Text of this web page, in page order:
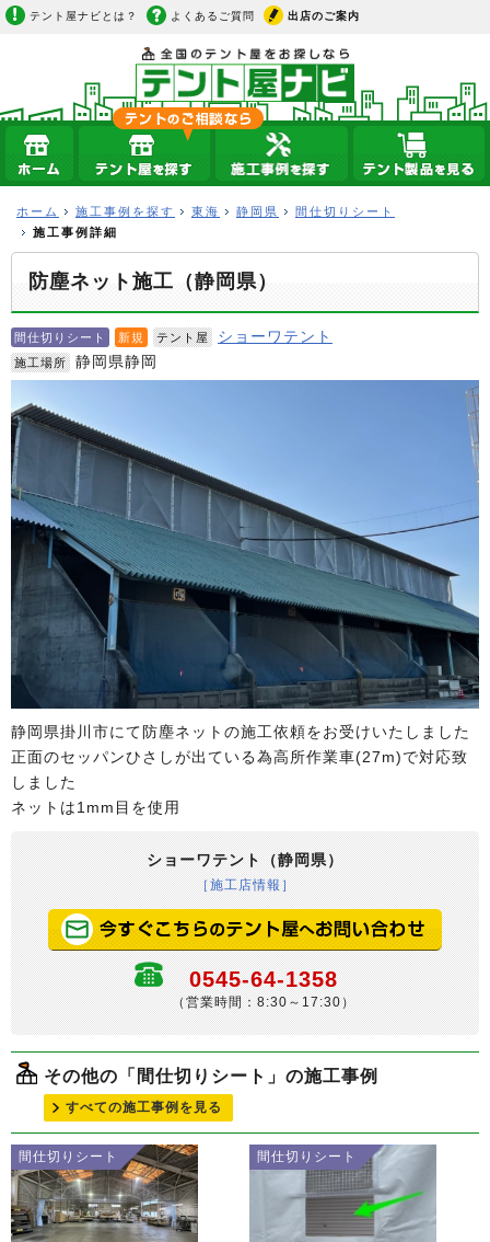
テント屋ナビとは？ よくあるご質問 出店のご案内
ホーム 施工事例を探す 東海 静岡県
間仕切りシート
施工事例詳細
防塵ネット施工（静岡県）
間仕切りシート 新規 テント屋 ショーワテント
施工場所 静岡県静岡
静岡県掛川市にて防塵ネットの施工依頼をお受けいたしました
正面のセッパンひさしが出ている為高所作業車(27m)で対応致
しました
ネットは1mm目を使用
ショーワテント（静岡県）
［施工店情報］
0545-64-1358
（営業時間：8:30～17:30）
その他の「間仕切りシート」の施工事例
すべての施工事例を見る
間仕切りシート 間仕切りシート